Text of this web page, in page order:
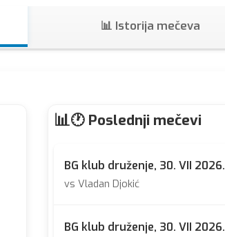
📊 Istorija mečeva
🕐 Poslednji mečevi
BG klub druženje, 30. VII 2026.
vs Vladan Djokić
BG klub druženje, 30. VII 2026.